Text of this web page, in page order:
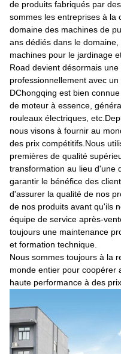
de produits fabriqués par
sommes les entreprises à la
domaine des machines de
ans dédiés dans le
machines pour le jardinage
Road devient désormais
professionnellement avec
DChongqing est bien
de moteur à essence,
rouleaux électriques,
nous visons à fournir au
des prix compétitifs.Nous
premières de qualité
transformation au lieu d'une
garantir le bénéfice des
d'assurer la qualité de nos
de nos produits avant qu'ils
équipe de service après-
toujours une maintenance
et formation technique.
Nous sommes toujours à la
monde entier pour coopérer
haute performance à des